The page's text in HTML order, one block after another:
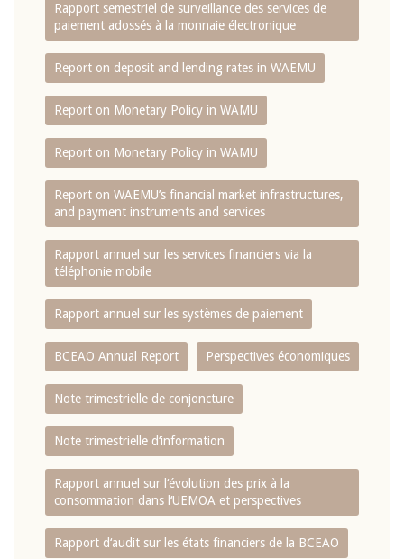
Rapport semestriel de surveillance des services de
paiement adossés à la monnaie électronique
Report on deposit and lending rates in WAEMU
Report on Monetary Policy in WAMU
Report on Monetary Policy in WAMU
Report on WAEMU’s financial market infrastructures,
and payment instruments and services
Rapport annuel sur les services financiers via la
téléphonie mobile
Rapport annuel sur les systèmes de paiement
BCEAO Annual Report Perspectives économiques
Note trimestrielle de conjoncture
Note trimestrielle d‘information
Rapport annuel sur l‘évolution des prix à la
consommation dans l‘UEMOA et perspectives
Rapport d‘audit sur les états financiers de la BCEAO